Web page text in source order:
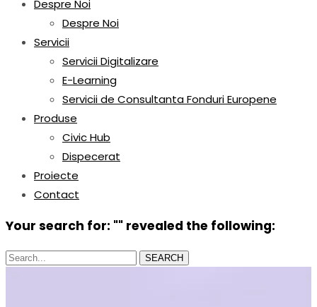
Despre Noi
Despre Noi
Servicii
Servicii Digitalizare
E-Learning
Servicii de Consultanta Fonduri Europene
Produse
Civic Hub
Dispecerat
Proiecte
Contact
Your search for: "" revealed the following:
Search... SEARCH